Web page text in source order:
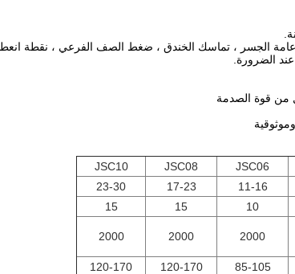
الجسر ، تماسك الخندق ، ضغط الصف الفرعي ، نقطة
الضرورة.
JSC06
JSC08
JSC10
11-16
17-23
23-30
10
15
15
2000
2000
2000
85-105
120-170
120-170